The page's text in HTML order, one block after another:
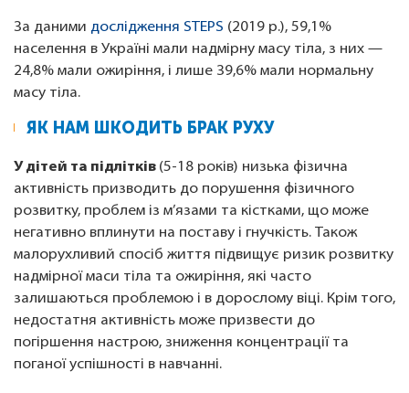
За даними дослідження STEPS (2019 р.), 59,1%
населення в Україні мали надмірну масу тіла, з них —
24,8% мали ожиріння, і лише 39,6% мали нормальну
масу тіла.
ЯК НАМ ШКОДИТЬ БРАК РУХУ
У дітей та підлітків (5-18 років) низька фізична
активність призводить до порушення фізичного
розвитку, проблем із м’язами та кістками, що може
негативно вплинути на поставу і гнучкість. Також
малорухливий спосіб життя підвищує ризик розвитку
надмірної маси тіла та ожиріння, які часто
залишаються проблемою і в дорослому віці. Крім того,
недостатня активність може призвести до
погіршення настрою, зниження концентрації та
поганої успішності в навчанні.